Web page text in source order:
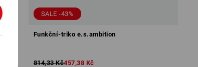
SALE -43%
Funkční-triko e.s.ambition
814,33 Kč457,38 Kč